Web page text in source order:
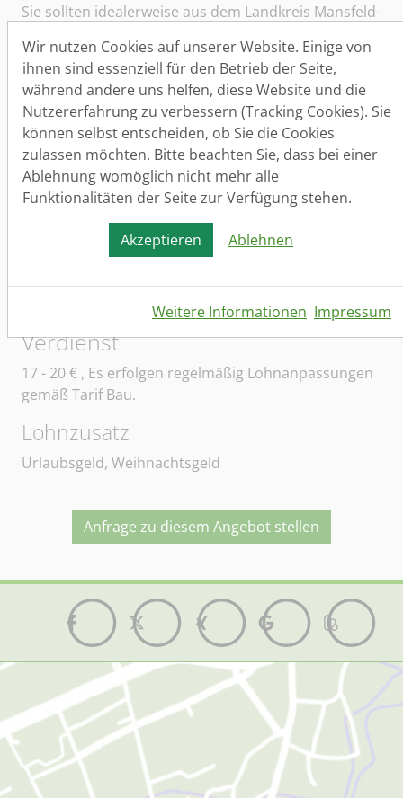
Sie sollten idealerweise aus dem Landkreis Mansfeld-
Eisleben - Mansfeld - Hettstedt) bzw. den
angrenzenden Regionen (Querfurt - Seegebiet
Mansfelder Land) kommen.
Wir freuen uns auf Ihre Bewerbung. Recht vielen
Dank im Voraus für Ihr Interesse und Ihr Vertrauen.
Arbeitsort
Sangerhausen, Lutherstadt Eisleben, Mansfeld,
Hettstedt, Querfurt, Seegebiet Mansfelder Land
Arbeitszeit
Vollzeit (Normalschicht)
Verdienst
17 - 20€ , Es erfolgen regelmäßig Lohnanpassungen
gemäß Tarif Bau.
Lohnzusatz
Urlaubsgeld, Weihnachtsgeld
Anfrage zu diesem Angebot stellen
Wir nutzen Cookies auf unserer Website. Einige von
ihnen sind essenziell für den Betrieb der Seite,
während andere uns helfen, diese Website und die
Nutzererfahrung zu verbessern (Tracking Cookies). Sie
können selbst entscheiden, ob Sie die Cookies
zulassen möchten. Bitte beachten Sie, dass bei einer
Ablehnung womöglich nicht mehr alle
Funktionalitäten der Seite zur Verfügung stehen.
Akzeptieren Ablehnen
Weitere Informationen Impressum